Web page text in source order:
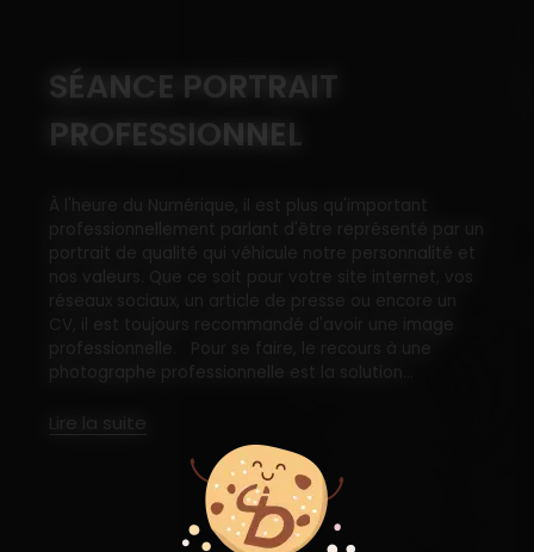
SÉANCE PORTRAIT
PROFESSIONNEL
À l'heure du Numérique, il est plus qu'important
professionnellement parlant d'être représenté par un
Lire la suite